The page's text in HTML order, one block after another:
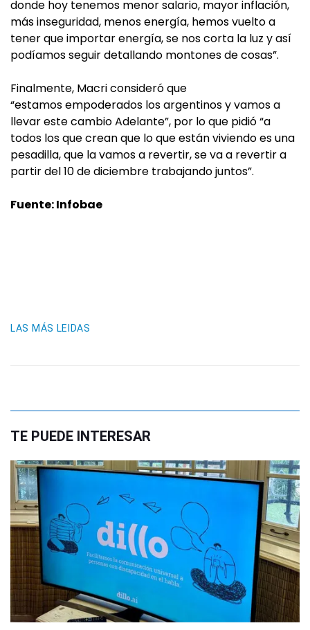
donde hoy tenemos menor salario, mayor inflación,
más inseguridad, menos energía, hemos vuelto a
tener que importar energía, se nos corta la luz y así
podíamos seguir detallando montones de cosas”.
Finalmente, Macri consideró que
“estamos empoderados los argentinos y vamos a
llevar este cambio Adelante”, por lo que pidió “a
todos los que crean que lo que están viviendo es una
pesadilla, que la vamos a revertir, se va a revertir a
partir del 10 de diciembre trabajando juntos”.
Fuente: Infobae
LAS MÁS LEIDAS
TE PUEDE INTERESAR